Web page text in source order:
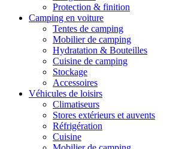
Protection & finition
Camping en voiture
Tentes de camping
Mobilier de camping
Hydratation & Bouteilles
Cuisine de camping
Stockage
Accessoires
Véhicules de loisirs
Climatiseurs
Stores extérieurs et auvents
Réfrigération
Cuisine